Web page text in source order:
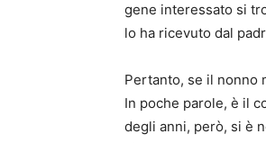
gene interessato si
lo ha ricevuto dal
Pertanto, se il nonno
In poche parole, è il
degli anni, però, si è